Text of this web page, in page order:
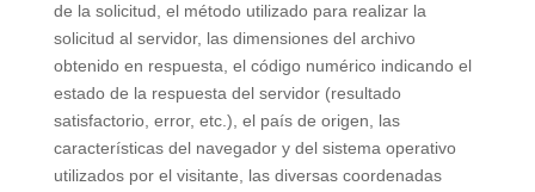
de la solicitud, el método utilizado para realizar la
solicitud al servidor, las dimensiones del archivo
obtenido en respuesta, el código numérico indicando el
estado de la respuesta del servidor (resultado
satisfactorio, error, etc.), el país de origen, las
características del navegador y del sistema operativo
utilizados por el visitante, las diversas coordenadas